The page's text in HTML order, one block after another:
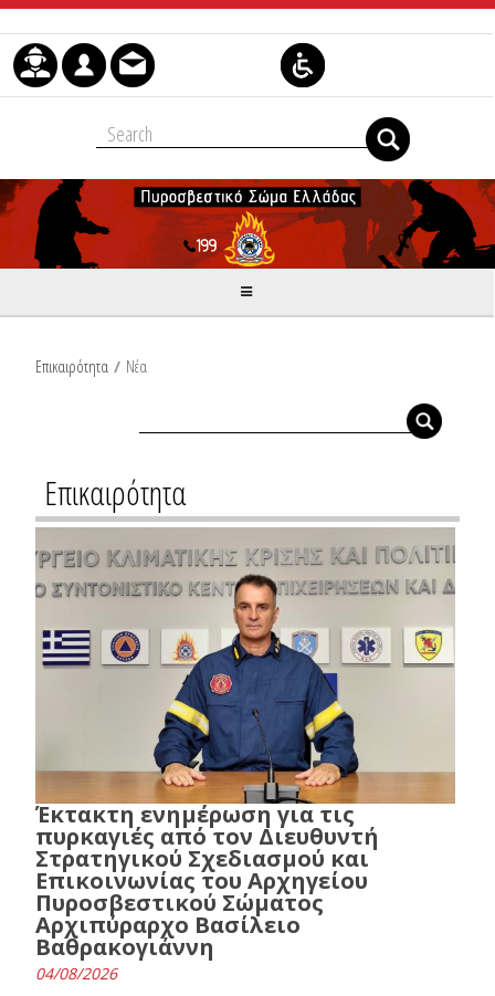
Μετάβαση στο περιεχόμενο
Επικαιρότητα / Νέα
Επικαιρότητα
Έκτακτη ενημέρωση για τις
πυρκαγιές από τον Διευθυντή
Στρατηγικού Σχεδιασμού και
Επικοινωνίας του Αρχηγείου
Πυροσβεστικού Σώματος
Αρχιπύραρχο Βασίλειο
Βαθρακογιάννη
04/08/2026